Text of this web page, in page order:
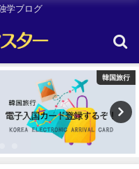
学ブログ
韓国旅行